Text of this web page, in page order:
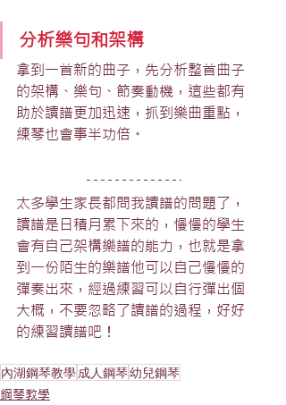
分析樂句和架構
拿到一首新的曲子，先分析整首曲子
的架構、樂句、節奏動機，這些都有
助於讀譜更加迅速，抓到樂曲重點，
練琴也會事半功倍。
太多學生家長都問我讀譜的問題了，
讀譜是日積月累下來的，慢慢的學生
會有自己架構樂譜的能力，也就是拿
到一份陌生的樂譜他可以自己慢慢的
彈奏出來，經過練習可以自行彈出個
大概，不要忽略了讀譜的過程，好好
的練習讀譜吧！
內湖鋼琴教學成人鋼琴幼兒鋼琴
鋼琴教學